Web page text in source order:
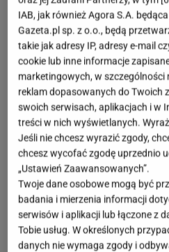
IAB, jak również Agora S.A.
Gazeta.pl sp. z o.o., będą
takie jak adresy IP, adresy e-mail
cookie lub inne informacje
marketingowych, w
reklam dopasowanych do Twoich
swoich serwisach, aplikacjach i w
treści w nich wyświetlanych.
Jeśli nie chcesz wyrazić zgody,
chcesz wycofać zgodę uprzednio
„Ustawień Zaawansowanych”.
Twoje dane osobowe mogą być
badania i mierzenia informacji
serwisów i aplikacji lub łączone z
Tobie usług. W określonych
danych nie wymaga zgody i